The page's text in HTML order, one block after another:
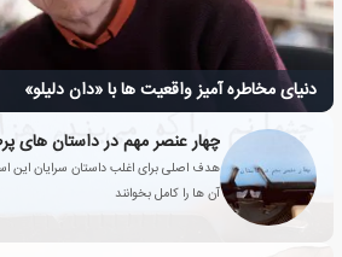
دنیای مخاطره آمیز واقعیت ها با «دان دلیلو»
چهار عنصر مهم در داستان های
هدف اصلی برای اغلب داستان سرایان این
آن ها را کامل بخوانند